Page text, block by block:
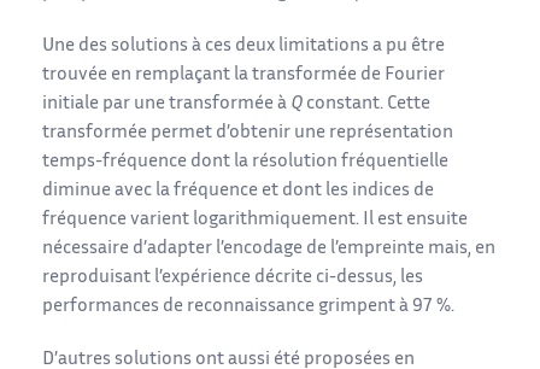
Une des solutions à ces deux limitations a pu être
trouvée en remplaçant la transformée de Fourier
initiale par une transformée à Q constant. Cette
transformée permet d’obtenir une représentation
temps-fréquence dont la résolution fréquentielle
diminue avec la fréquence et dont les indices de
fréquence varient logarithmiquement. Il est ensuite
nécessaire d’adapter l’encodage de l’empreinte mais, en
reproduisant l’expérience décrite ci-dessus, les
performances de reconnaissance grimpent à 97 %.
D’autres solutions ont aussi été proposées en